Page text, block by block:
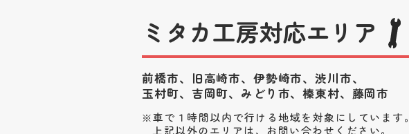
ミタカ工房対応エリア
前橋市、旧高崎市、伊勢崎市、渋川市、
玉村町、 吉岡町、みどり市、榛東村、藤岡市
車で１時間以内で行ける地域を対象にしています。
上記以外のエリアは、お問い合わせください。